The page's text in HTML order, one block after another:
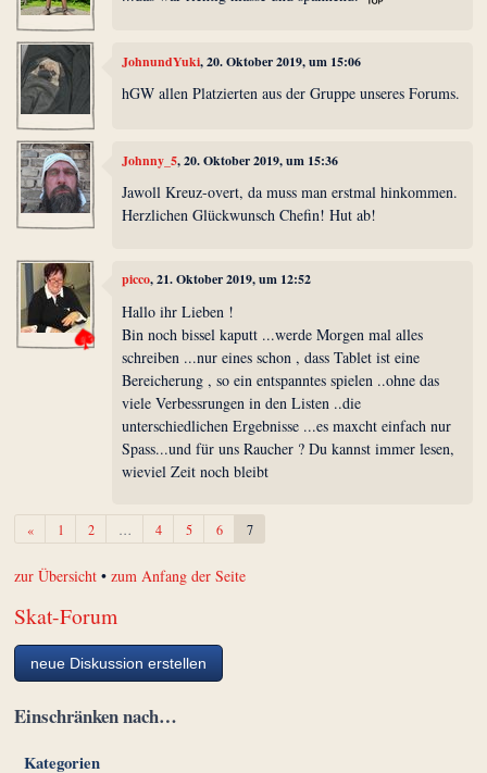
JohnundYuki, 20. Oktober 2019, um 15:06
hGW allen Platzierten aus der Gruppe unseres Forums.
Johnny_5, 20. Oktober 2019, um 15:36
Jawoll Kreuz-overt, da muss man erstmal hinkommen.
Herzlichen Glückwunsch Chefin! Hut ab!
picco, 21. Oktober 2019, um 12:52
Hallo ihr Lieben !
Bin noch bissel kaputt ...werde Morgen mal alles
schreiben ...nur eines schon , dass Tablet ist eine
Bereicherung , so ein entspanntes spielen ..ohne das
viele Verbessrungen in den Listen ..die
unterschiedlichen Ergebnisse ...es maxcht einfach nur
Spass...und für uns Raucher ? Du kannst immer lesen,
wieviel Zeit noch bleibt
«Zurück1 2 … 4 5 6 7
zur Übersicht •zum Anfang der Seite
Skat-Forum
neue Diskussion erstellen
Einschränken nach…
Kategorien